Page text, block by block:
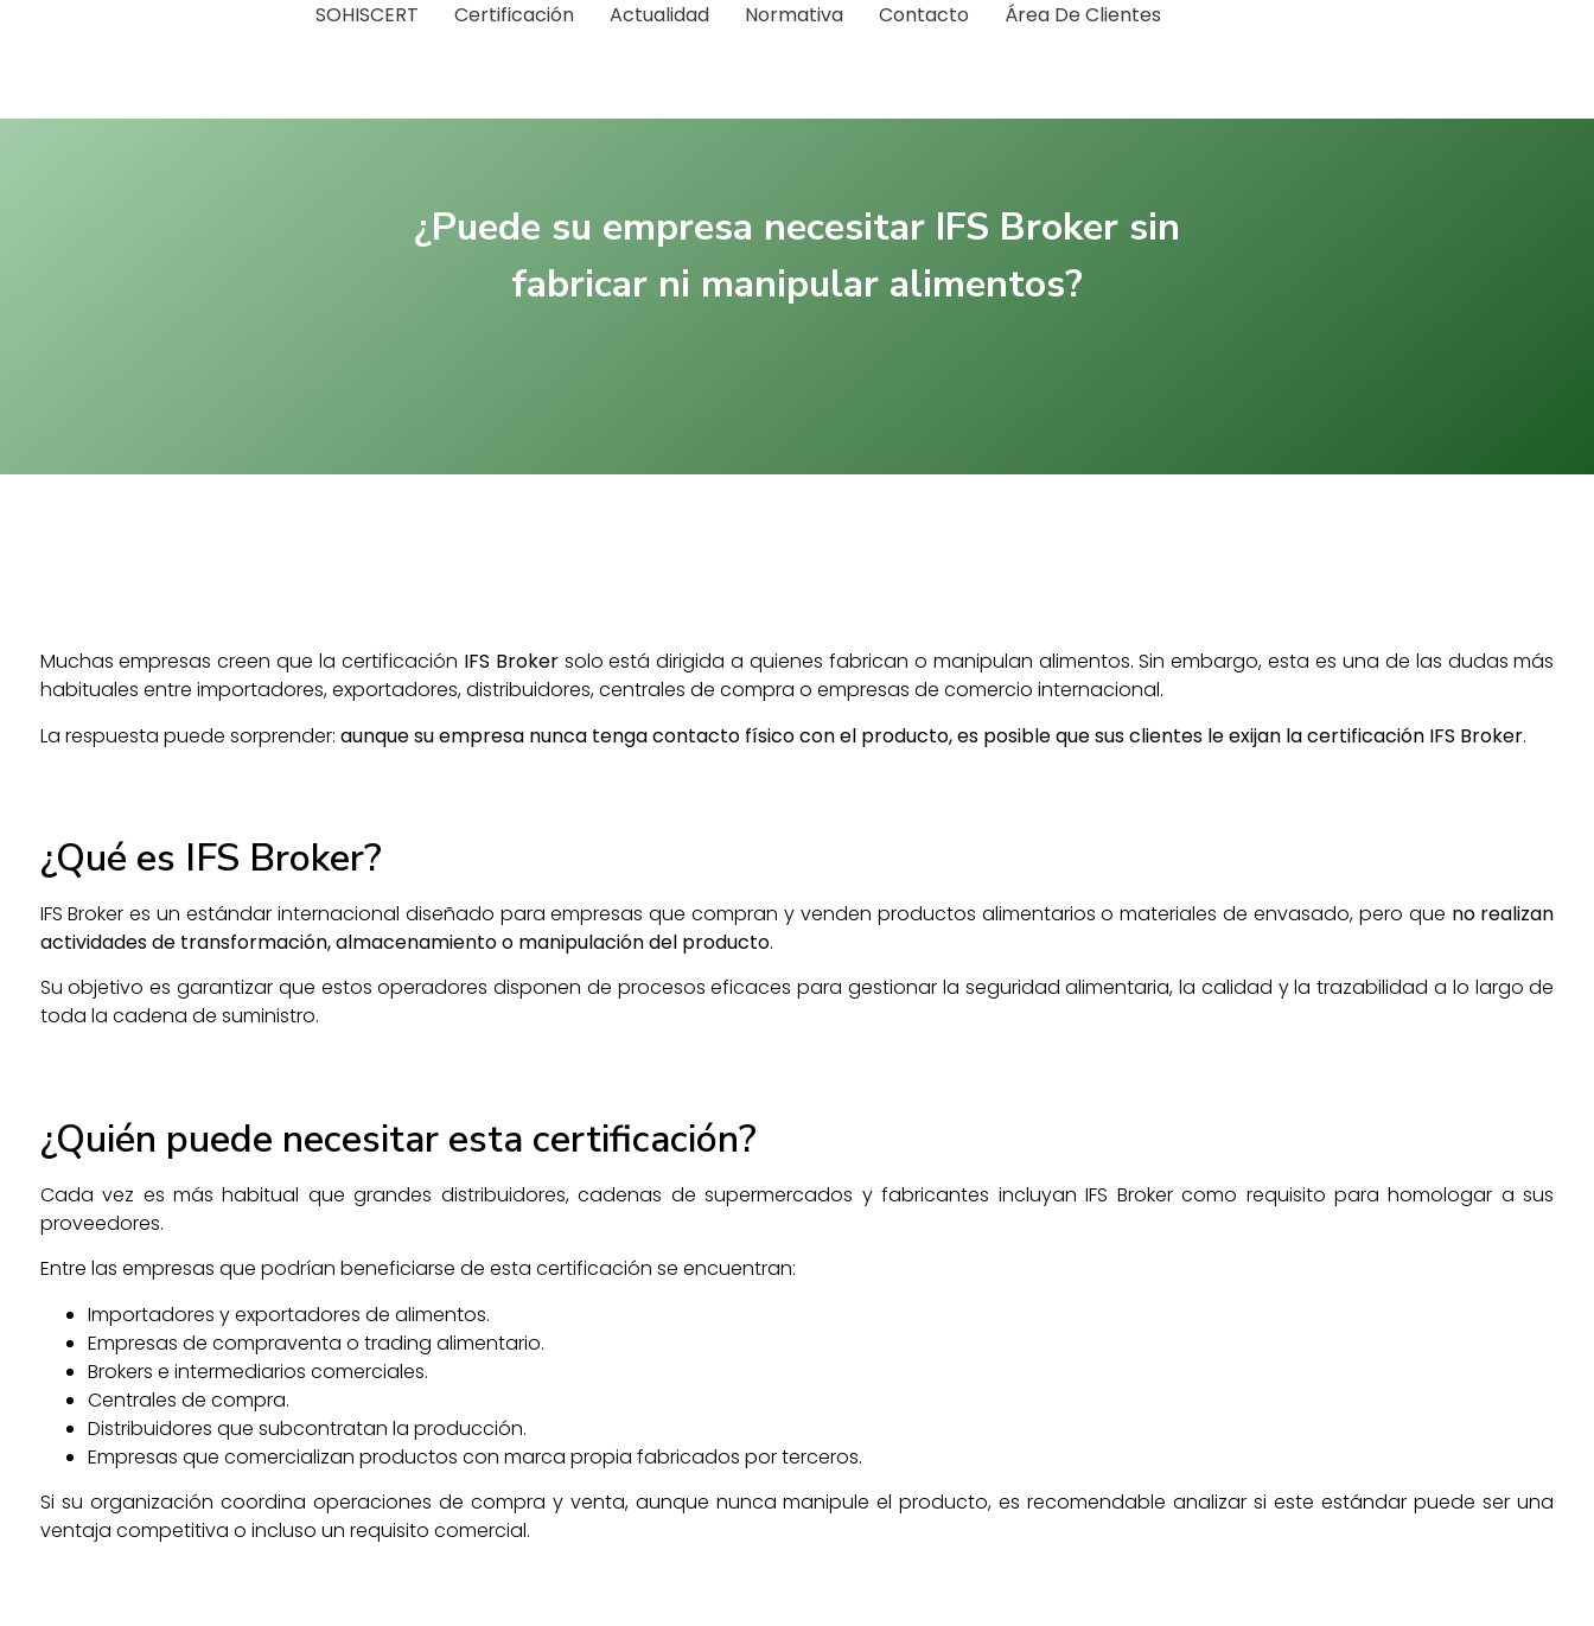
SOHISCERT Certificación Actualidad Normativa Contacto Área De Clientes
¿Puede su empresa necesitar IFS Broker sin
fabricar ni manipular alimentos?
Muchas empresas creen que la certificación IFS Brokersolo está dirigida a quienes fabrican o manipulan alimentos. Sin embargo, esta es una de las dudas más
habituales entre importadores, exportadores, distribuidores, centrales de compra o empresas de comercio internacional.
La respuesta puede sorprender: aunque su empresa nunca tenga contacto físico con el producto, es posible que sus clientes le exijan la certificación IFS Broker.
¿Qué es IFS Broker?
IFS Broker es un estándar internacional diseñado para empresas que compran y venden productos alimentarios o materiales de envasado, pero que no realizan
actividades de transformación, almacenamiento o manipulación del producto.
Su objetivo es garantizar que estos operadores disponen de procesos eficaces para gestionar la seguridad alimentaria, la calidad y la trazabilidad a lo largo de
toda la cadena de suministro.
¿Quién puede necesitar esta certificación?
Cada vez es más habitual que grandes distribuidores, cadenas de supermercados y fabricantes incluyan IFS Broker como requisito para homologar a sus
proveedores.
Entre las empresas que podrían beneficiarse de esta certificación se encuentran:
Importadores y exportadores de alimentos.
Empresas de compraventa o trading alimentario.
Brokers e intermediarios comerciales.
Centrales de compra.
Distribuidores que subcontratan la producción.
Empresas que comercializan productos con marca propia fabricados por terceros.
Si su organización coordina operaciones de compra y venta, aunque nunca manipule el producto, es recomendable analizar si este estándar puede ser una
ventaja competitiva o incluso un requisito comercial.